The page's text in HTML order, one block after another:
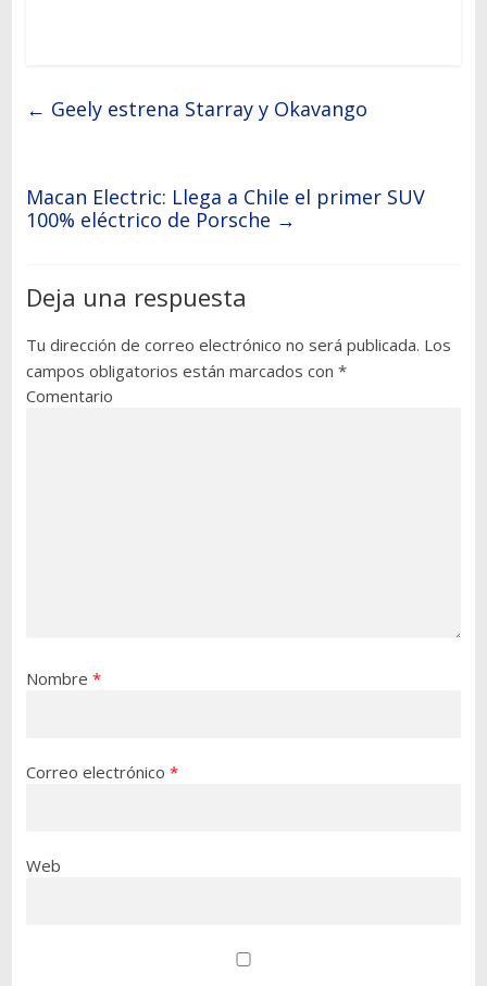
← Geely estrena Starray y Okavango
Macan Electric: Llega a Chile el primer SUV
100% eléctrico de Porsche →
Deja una respuesta
Tu dirección de correo electrónico no será publicada. Los
campos obligatorios están marcados con *
Comentario
Nombre *
Correo electrónico *
Web